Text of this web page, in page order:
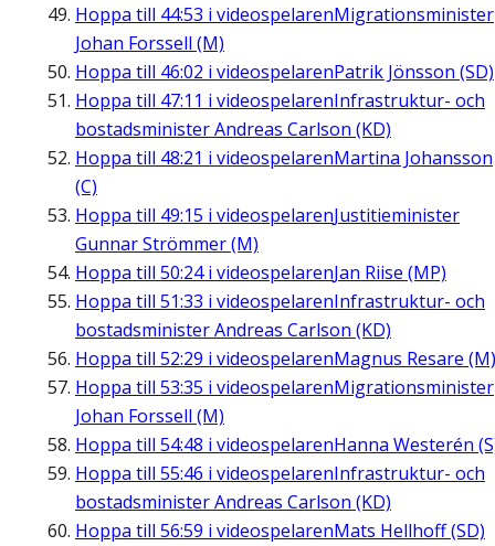
Hoppa till 44:53 i videospelarenMigrationsminister
Johan Forssell (M)
Hoppa till 46:02 i videospelarenPatrik Jönsson (SD)
Hoppa till 47:11 i videospelarenInfrastruktur- och
bostadsminister Andreas Carlson (KD)
Hoppa till 48:21 i videospelarenMartina Johansson
(C)
Hoppa till 49:15 i videospelarenJustitieminister
Gunnar Strömmer (M)
Hoppa till 50:24i videospelarenJan Riise (MP)
Hoppa till 51:33 i videospelarenInfrastruktur- och
bostadsminister Andreas Carlson (KD)
Hoppa till 52:29 i videospelarenMagnus Resare (M)
Hoppa till 53:35 i videospelarenMigrationsminister
Johan Forssell (M)
Hoppa till 54:48 i videospelarenHanna Westerén
Hoppa till 55:46 i videospelarenInfrastruktur- och
bostadsminister Andreas Carlson (KD)
Hoppa till 56:59 i videospelarenMats Hellhoff (SD)